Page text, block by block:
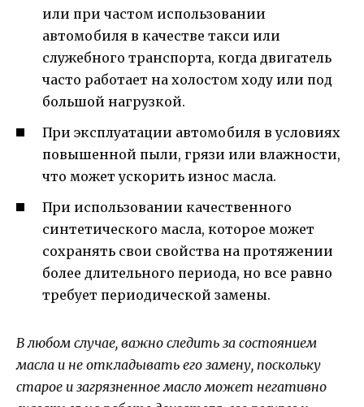
или при частом использовании
автомобиля в качестве такси или
служебного транспорта, когда двигатель
часто работает на холостом ходу или под
большой нагрузкой.
При эксплуатации автомобиля в условиях
повышенной пыли, грязи или влажности,
что может ускорить износ масла.
При использовании качественного
синтетического масла, которое может
сохранять свои свойства на протяжении
более длительного периода, но все равно
требует периодической замены.
В любом случае, важно следить за состоянием
масла и не откладывать его замену, поскольку
старое и загрязненное масло может негативно